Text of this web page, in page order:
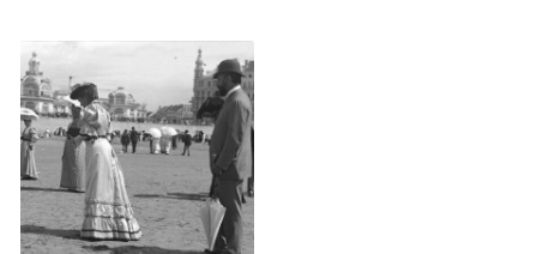
Stina Barchan
medelhavsstaden
Sanary-sur-mer,
tillflyktsort för många
tyska och österrikiska
författare undan
nazisterna. Av en